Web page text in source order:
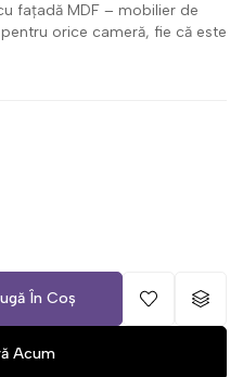
fațadă MDF – mobilier de
orice cameră, fie că este
În Coș